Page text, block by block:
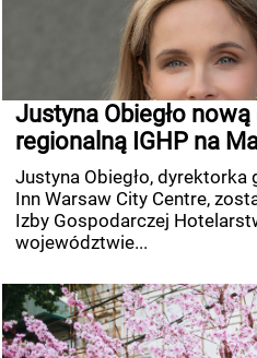
Justyna Obiegło
regionalną IGHP na
Justyna Obiegło, dyrektorka
Inn Warsaw City Centre,
Izby Gospodarczej
województwie...